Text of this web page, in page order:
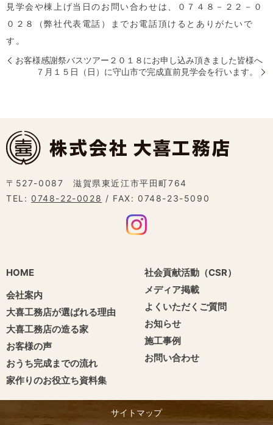
見学会や棟上げ当日のお問い合わせは、０７４８－２２－０
０２８（弊社代表電話）までお電話頂けるとありがたいで
す。
お客様感謝祭バスツアー２０１８にお申し込み頂きました皆様へ
７月１５日（日）に守山市で完成直前見学会を行います。
〒527-0087 滋賀県東近江市平田町764
TEL: 0748-22-0028 / FAX: 0748-23-5090
HOME
会社案内
大喜工務店が選ばれる理由
大喜工務店の造る家
お客様の声
おうち完成までの流れ
家作りのお役立ち資料集
社会貢献活動（CSR）
メディア掲載
よくいただくご質問
お知らせ
施工事例
お問い合わせ
サイトマップ